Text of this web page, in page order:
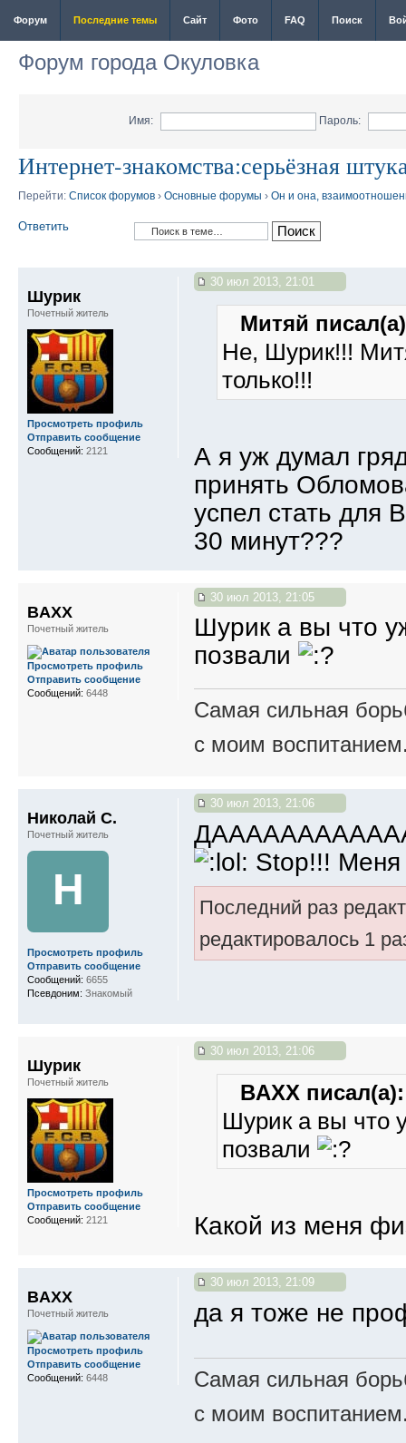
Форум Последние темы Сайт Фото FAQ Поиск
Форум города Окуловка
Имя: Пароль:
Интернет-знакомства:серьёзная
Перейти: Список форумов › Основные форумы › Он и она,
Ответить
30 июл 2013, 21:01
Митяй
Не, Шурик!!!
только!!!
А я уж думал
принять
успел стать для
30 минут???
Шурик
Почетный житель
Просмотреть профиль
Отправить сообщение
Сообщений: 2121
30 июл 2013, 21:05
Шурик а вы что
позвали
Самая сильная
с моим
BAXX
Почетный житель
Просмотреть профиль
Отправить сообщение
Сообщений: 6448
30 июл 2013, 21:06
Stop!!!
Последний раз
редактировалось 1
Николай С.
Почетный житель
Н
Просмотреть профиль
Отправить сообщение
Сообщений: 6655
Псевдоним: Знакомый
30 июл 2013, 21:06
BAXX писал(а):
Шурик а вы что
позвали
Какой из меня
Шурик
Почетный житель
Просмотреть профиль
Отправить сообщение
Сообщений: 2121
30 июл 2013, 21:09
да я тоже не
Самая сильная
с моим
BAXX
Почетный житель
Просмотреть профиль
Отправить сообщение
Сообщений: 6448